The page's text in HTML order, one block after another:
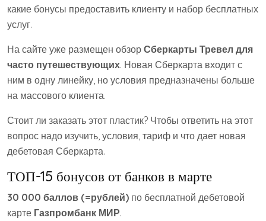
какие бонусы предоставить клиенту и набор бесплатных
услуг.
На сайте уже размещен обзор Сберкарты Тревел для
часто путешествующих. Новая Сберкарта входит с
ним в одну линейку, но условия предназначены больше
на массового клиента.
Стоит ли заказать этот пластик? Чтобы ответить на этот
вопрос надо изучить, условия, тариф и что дает новая
дебетовая Сберкарта.
ТОП-15 бонусов от банков в марте
30 000 баллов (=рублей) по бесплатной дебетовой
карте Газпромбанк МИР.